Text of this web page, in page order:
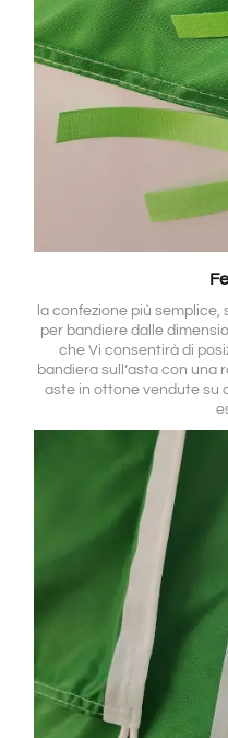
la confezione più
per bandiere dalle
che Vi consentirà di
bandiera sull’asta con una
aste in ottone vendute su